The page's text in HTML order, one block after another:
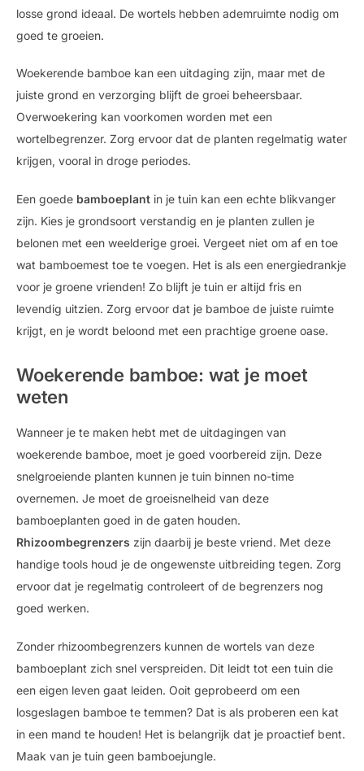
losse grond ideaal. De wortels hebben ademruimte nodig om
goed te groeien.
Woekerende bamboe kan een uitdaging zijn, maar met de
juiste grond en verzorging blijft de groei beheersbaar.
Overwoekering kan voorkomen worden met een
wortelbegrenzer. Zorg ervoor dat de planten regelmatig water
krijgen, vooral in droge periodes.
Een goede bamboeplant in je tuin kan een echte blikvanger
zijn. Kies je grondsoort verstandig en je planten zullen je
belonen met een weelderige groei. Vergeet niet om af en toe
wat bamboemest toe te voegen. Het is als een energiedrankje
voor je groene vrienden! Zo blijft je tuin er altijd fris en
levendig uitzien. Zorg ervoor dat je bamboe de juiste ruimte
krijgt, en je wordt beloond met een prachtige groene oase.
Woekerende bamboe: wat je moet
weten
Wanneer je te maken hebt met de uitdagingen van
woekerende bamboe, moet je goed voorbereid zijn. Deze
snelgroeiende planten kunnen je tuin binnen no-time
overnemen. Je moet de groeisnelheid van deze
bamboeplanten goed in de gaten houden.
Rhizoombegrenzers zijn daarbij je beste vriend. Met deze
handige tools houd je de ongewenste uitbreiding tegen. Zorg
ervoor dat je regelmatig controleert of de begrenzers nog
goed werken.
Zonder rhizoombegrenzers kunnen de wortels van deze
bamboeplant zich snel verspreiden. Dit leidt tot een tuin die
een eigen leven gaat leiden. Ooit geprobeerd om een
losgeslagen bamboe te temmen? Dat is als proberen een kat
in een mand te houden! Het is belangrijk dat je proactief bent.
Maak van je tuin geen bamboejungle.